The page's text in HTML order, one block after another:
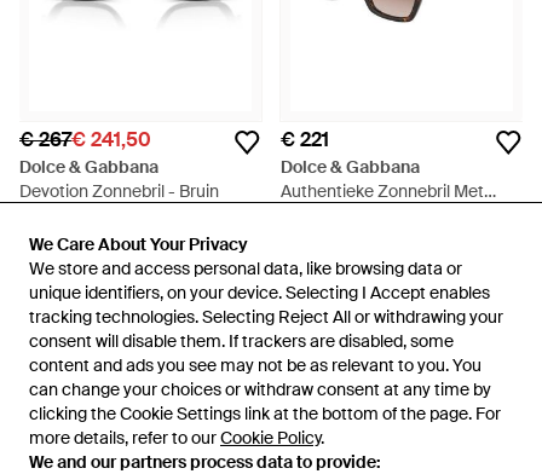
We Care About Your Privacy
We store and access personal data, like browsing data or
unique identifiers, on your device. Selecting I Accept enables
tracking technologies. Selecting Reject All or withdrawing your
consent will disable them. If trackers are disabled, some
content and ads you see may not be as relevant to you. You
can change your choices or withdraw consent at any time by
clicking the Cookie Settings link at the bottom of the page. For
more details, refer to ourCookie Policy.
We and our partners process data to provide:
We Care About Your Privacy
We store and access personal data, like browsing data or
unique identifiers, on your device. Selecting I Accept enables
tracking technologies. Selecting Reject All or withdrawing your
consent will disable them. If trackers are disabled, some
content and ads you see may not be as relevant to you. You
can change your choices or withdraw consent at any time by
clicking the Cookie Settings link at the bottom of the page. For
more details, refer to ourCookie Policy.
We and our partners process data to provide:
€ 267€ 241,50
Dolce & Gabbana
Devotion Zonnebril - Bruin
SALE
€ 221
Dolce & Gabbana
Authentieke Zonnebril Met